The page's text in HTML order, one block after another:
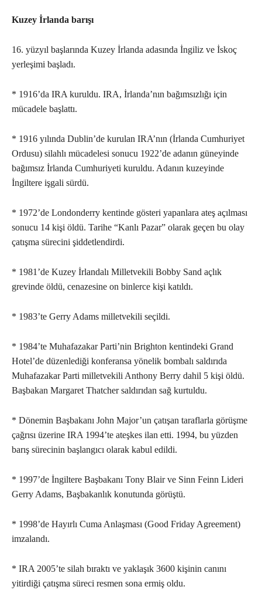
Kuzey İrlanda barışı
16. yüzyıl başlarında Kuzey İrlanda adasında İngiliz ve İskoç
yerleşimi başladı.
* 1916’da IRA kuruldu. IRA, İrlanda’nın bağımsızlığı için
mücadele başlattı.
* 1916 yılında Dublin’de kurulan IRA’nın (İrlanda Cumhuriyet
Ordusu) silahlı mücadelesi sonucu 1922’de adanın güneyinde
bağımsız İrlanda Cumhuriyeti kuruldu. Adanın kuzeyinde
İngiltere işgali sürdü.
* 1972’de Londonderry kentinde gösteri yapanlara ateş açılması
sonucu 14 kişi öldü. Tarihe “Kanlı Pazar” olarak geçen bu olay
çatışma sürecini şiddetlendirdi.
* 1981’de Kuzey İrlandalı Milletvekili Bobby Sand açlık
grevinde öldü, cenazesine on binlerce kişi katıldı.
* 1983’te Gerry Adams milletvekili seçildi.
* 1984’te Muhafazakar Parti’nin Brighton kentindeki Grand
Hotel’de düzenlediği konferansa yönelik bombalı saldırıda
Muhafazakar Parti milletvekili Anthony Berry dahil 5 kişi öldü.
Başbakan Margaret Thatcher saldırıdan sağ kurtuldu.
* Dönemin Başbakanı John Major’un çatışan taraflarla görüşme
çağrısı üzerine IRA 1994’te ateşkes ilan etti. 1994, bu yüzden
barış sürecinin başlangıcı olarak kabul edildi.
* 1997’de İngiltere Başbakanı Tony Blair ve Sinn Feinn Lideri
Gerry Adams, Başbakanlık konutunda görüştü.
* 1998’de Hayırlı Cuma Anlaşması (Good Friday Agreement)
imzalandı.
* IRA 2005’te silah bıraktı ve yaklaşık 3600 kişinin canını
yitirdiği çatışma süreci resmen sona ermiş oldu.